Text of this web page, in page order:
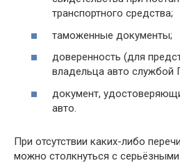
транспортного средства;
таможенные документы;
доверенность (для
владельца авто
документ,
авто.
При отсутствии каких-либо
можно столкнуться с